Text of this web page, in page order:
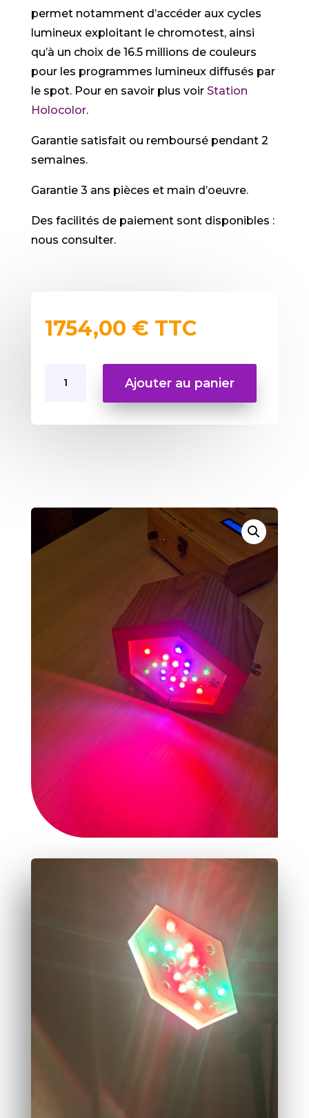
permet notamment d’accéder aux cycles
lumineux exploitant le chromotest, ainsi
qu’à un choix de 16.5 millions de couleurs
pour les programmes lumineux diffusés par
le spot. Pour en savoir plus voir Station
Holocolor.
Garantie satisfait ou remboursé pendant 2
semaines.
Garantie 3 ans pièces et main d’oeuvre.
Des facilités de paiement sont disponibles :
nous consulter.
1754,00 € TTC
Ajouter au panier